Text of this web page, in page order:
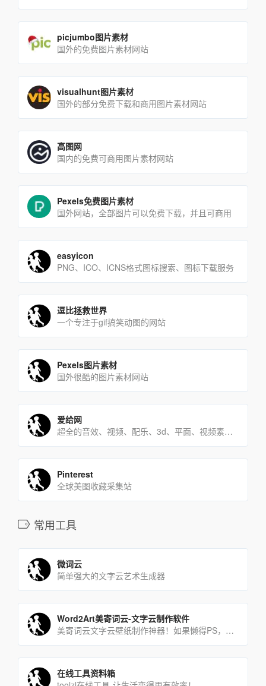
picjumbo图片素材
国外的免费图片素材网站
visualhunt图片素材
国外的部分免费下载和商用图片素材网站
高图网
国内的免费可商用图片素材网站
Pexels免费图片素材
国外网站，全部图片可以免费下载，并且可商用
easyicon
PNG、ICO、ICNS格式图标搜索、图标下载服务
逗比拯救世界
一个专注于gif搞笑动图的网站
Pexels图片素材
国外很酷的图片素材网站
爱给网
超全的音效、视频、配乐、3d、平面、视频素质下载平台。
Pinterest
全球美图收藏采集站
常用工具
微词云
简单强大的文字云艺术生成器
Word2Art美寄词云-文字云制作软件
美寄词云文字云壁纸制作神器！如果懒得PS，只要上传图片，选好默认样式+输入文字，就能马上生成一个文字云壁纸，耗[…]
在线工具资料箱